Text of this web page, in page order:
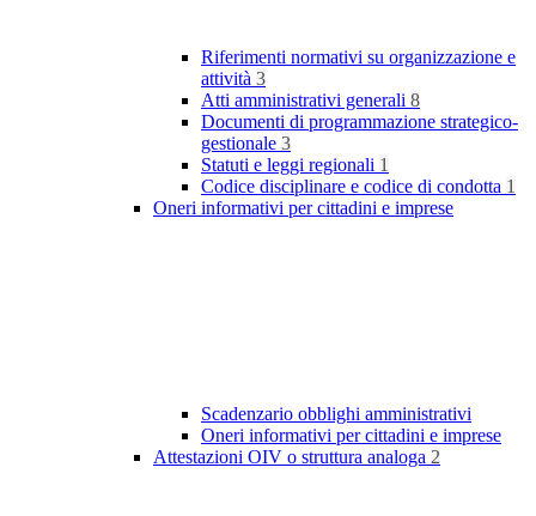
Riferimenti normativi su organizzazione e
attività 3
Atti amministrativi generali 8
Documenti di programmazione strategico-
gestionale 3
Statuti e leggi regionali 1
Codice disciplinare e codice di condotta 1
Oneri informativi per cittadini e imprese
Scadenzario obblighi amministrativi
Oneri informativi per cittadini e imprese
Attestazioni OIV o struttura analoga 2